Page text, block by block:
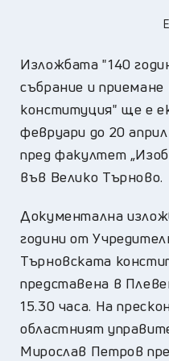
Изложбата "140
събрание и
конституция" ще е
февруари до 20
пред факултет
във Велико Търново.
Документална
години от
Търновската
представена в
15.30 часа. На
областният
Мирослав Петров